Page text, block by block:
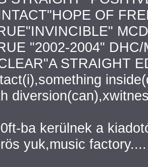
OF
"2002-2004" DHC/
STRAIGHT
ba kerülnek a
yuk,music factory....